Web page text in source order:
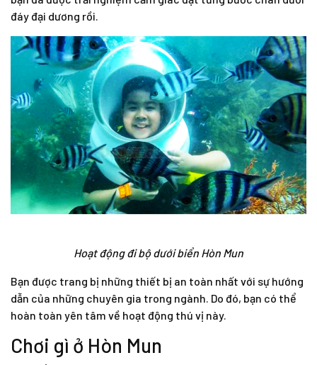
đáy đại dương rồi.
Hoạt động đi bộ dưới biển Hòn Mun
Bạn được trang bị những thiết bị an toàn nhất với sự hướng
dẫn của những chuyên gia trong ngành. Do đó, bạn có thể
hoàn toàn yên tâm về hoạt động thú vị này.
Chơi gì ở Hòn Mun